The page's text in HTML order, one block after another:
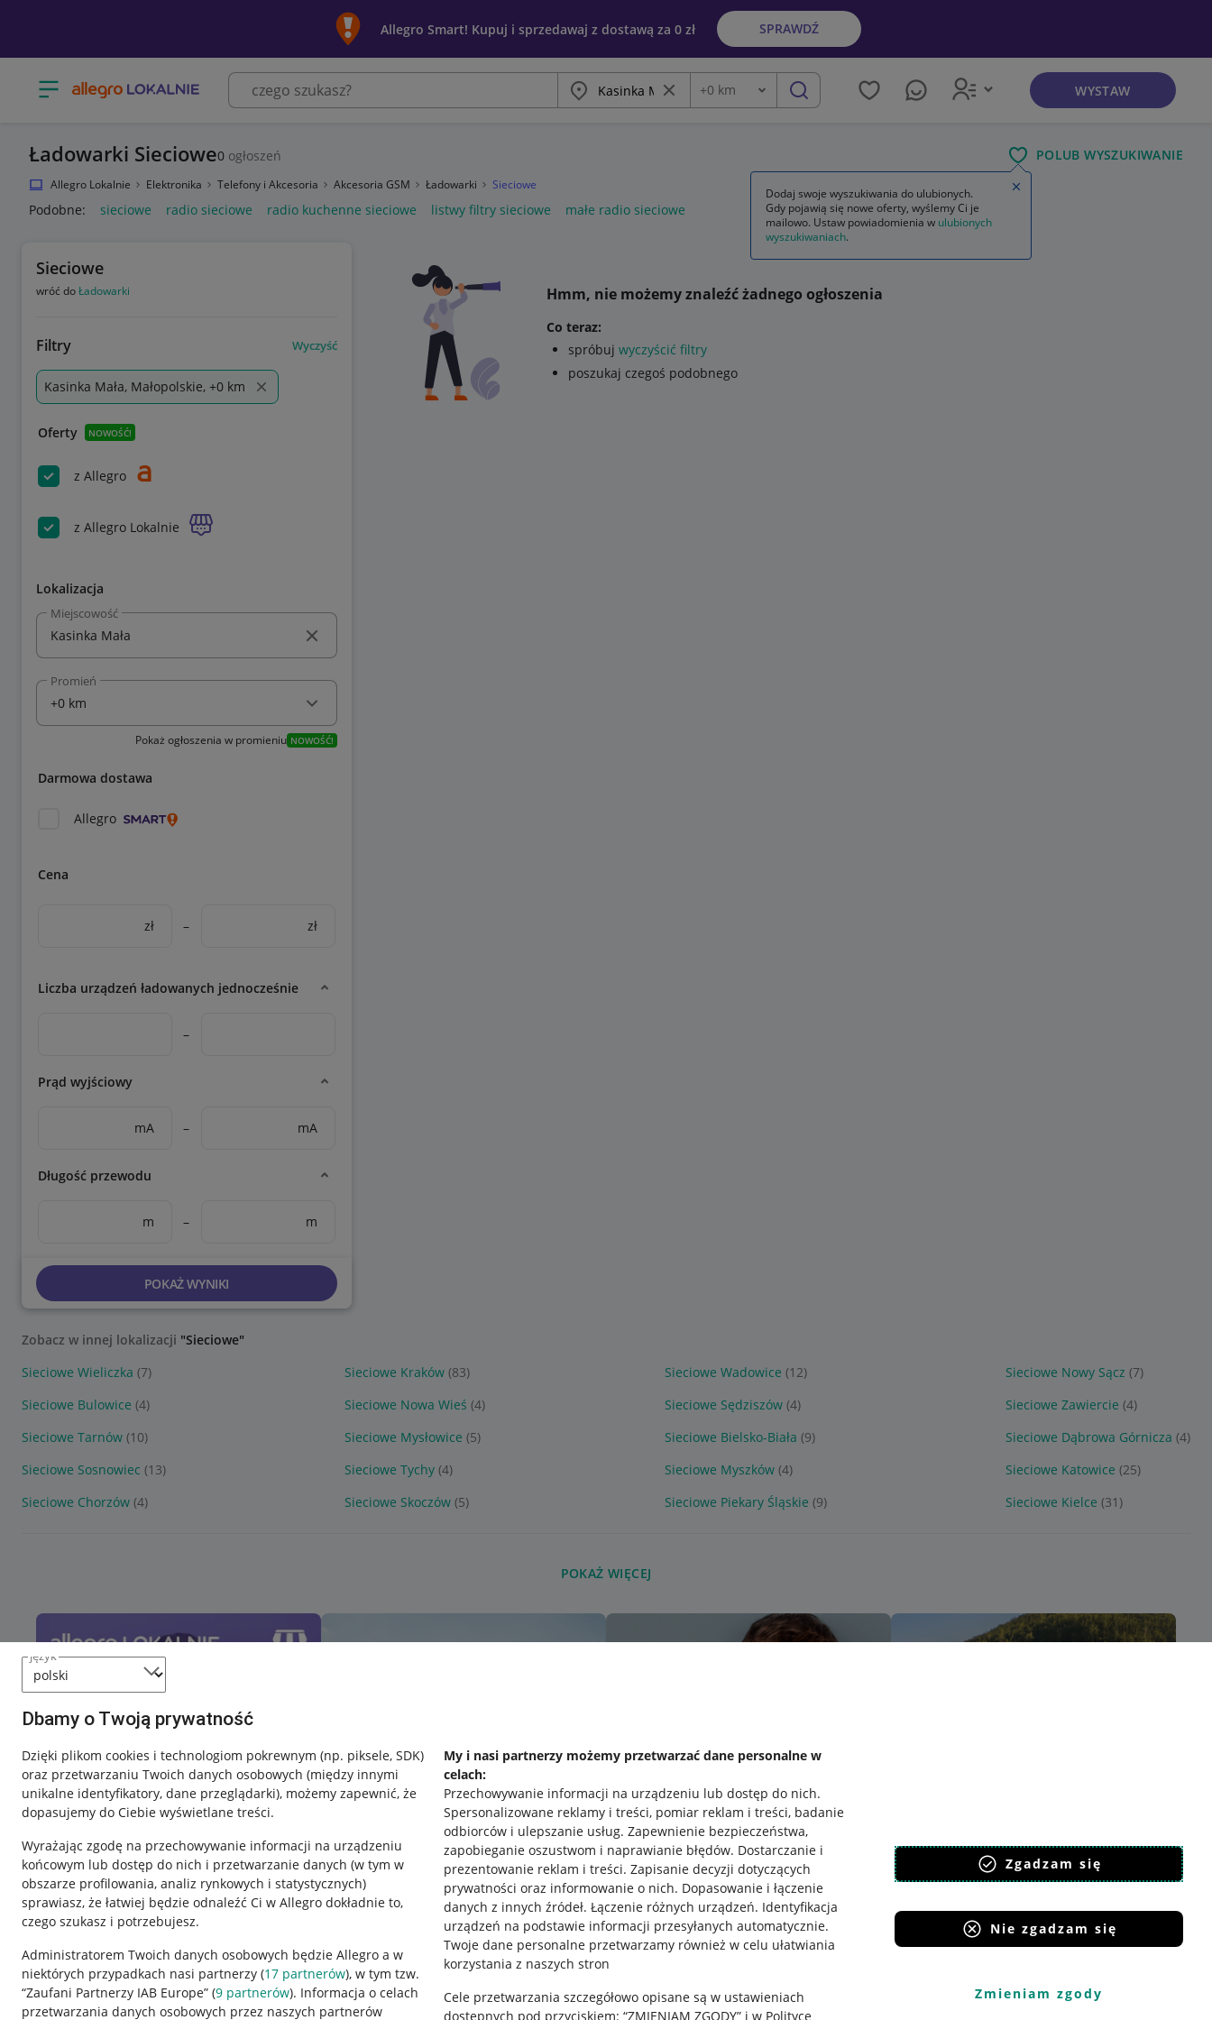
język
Dbamy o Twoją prywatność
Dzięki plikom cookies i technologiom pokrewnym (np. piksele, SDK)
oraz przetwarzaniu Twoich danych osobowych (między innymi
unikalne identyfikatory, dane przeglądarki), możemy zapewnić, że
dopasujemy do Ciebie wyświetlane treści.
Wyrażając zgodę na przechowywanie informacji na urządzeniu
końcowym lub dostęp do nich i przetwarzanie danych (w tym w
obszarze profilowania, analiz rynkowych i statystycznych)
sprawiasz, że łatwiej będzie odnaleźć Ci w Allegro dokładnie to,
czego szukasz i potrzebujesz.
Administratorem Twoich danych osobowych będzie Allegro a w
niektórych przypadkach nasi partnerzy (17 partnerów), w tym tzw.
“Zaufani Partnerzy IAB Europe” (9 partnerów). Informacja o celach
przetwarzania danych osobowych przez naszych partnerów
My i nasi partnerzy możemy przetwarzać dane personalne w
celach:
Przechowywanie informacji na urządzeniu lub dostęp do nich.
Spersonalizowane reklamy i treści, pomiar reklam i treści, badanie
odbiorców i ulepszanie usług. Zapewnienie bezpieczeństwa,
zapobieganie oszustwom i naprawianie błędów. Dostarczanie i
prezentowanie reklam i treści. Zapisanie decyzji dotyczących
prywatności oraz informowanie o nich. Dopasowanie i łączenie
danych z innych źródeł. Łączenie różnych urządzeń. Identyfikacja
urządzeń na podstawie informacji przesyłanych automatycznie.
Twoje dane personalne przetwarzamy również w celu ułatwiania
korzystania z naszych stron
Cele przetwarzania szczegółowo opisane są w ustawieniach
dostępnych pod przyciskiem: “ZMIENIAM ZGODY” i w Polityce
Zgadzam się
Nie zgadzam się
Zmieniam zgody
Allegro Smart! Kupuj i sprzedawaj z dostawą za 0 zł SPRAWDŹ
Otwórz menu z kategoriami Miasto Wyczyść frazę
Odległość
+0 km szukaj WYSTAW
Ładowarki Sieciowe0 ogłoszeń POLUB WYSZUKIWANIE
Allegro Lokalnie Elektronika Telefony i Akcesoria Akcesoria GSM Ładowarki Sieciowe
Podobne: sieciowe radio sieciowe radio kuchenne sieciowe listwy filtry sieciowe małe radio sieciowe
Sieciowe
wróć doŁadowarki
Filtry Wyczyść
Kasinka Mała, Małopolskie, +0 km
Oferty NOWOŚĆ!
z Allegro
z Allegro Lokalnie
Lokalizacja
Miejscowość
Promień
Pokaż ogłoszenia w promieniu NOWOŚĆ!
Darmowa dostawa
Allegro
Cena
zł – zł
Liczba urządzeń ładowanych jednocześnie
–
Prąd wyjściowy
mA – mA
Długość przewodu
m – m
POKAŻ WYNIKI
Hmm, nie możemy znaleźć żadnego ogłoszenia
Co teraz:
spróbuj wyczyścić filtry
poszukaj czegoś podobnego
Zobacz w innej lokalizacji "Sieciowe"
Sieciowe Wieliczka (7) Sieciowe Kraków (83) Sieciowe Wadowice (12) Sieciowe Nowy Sącz (7)
Sieciowe Bulowice (4) Sieciowe Nowa Wieś (4) Sieciowe Sędziszów (4) Sieciowe Zawiercie (4)
Sieciowe Tarnów (10) Sieciowe Mysłowice (5) Sieciowe Bielsko-Biała (9) Sieciowe Dąbrowa Górnicza (4)
Sieciowe Sosnowiec (13) Sieciowe Tychy (4) Sieciowe Myszków (4) Sieciowe Katowice (25)
Sieciowe Chorzów (4) Sieciowe Skoczów (5) Sieciowe Piekary Śląskie (9) Sieciowe Kielce (31)
POKAŻ WIĘCEJ
Przydatne informacje
Jak to działa
Napisz do nas
Regulamin
Polityka plików "cookies"
Pobierz aplikację
Dodaj swoje wyszukiwania do ulubionych.
Gdy pojawią się nowe oferty, wyślemy Ci je
mailowo. Ustaw powiadomienia w ulubionych
wyszukiwaniach.
Zamknij wskazówkę